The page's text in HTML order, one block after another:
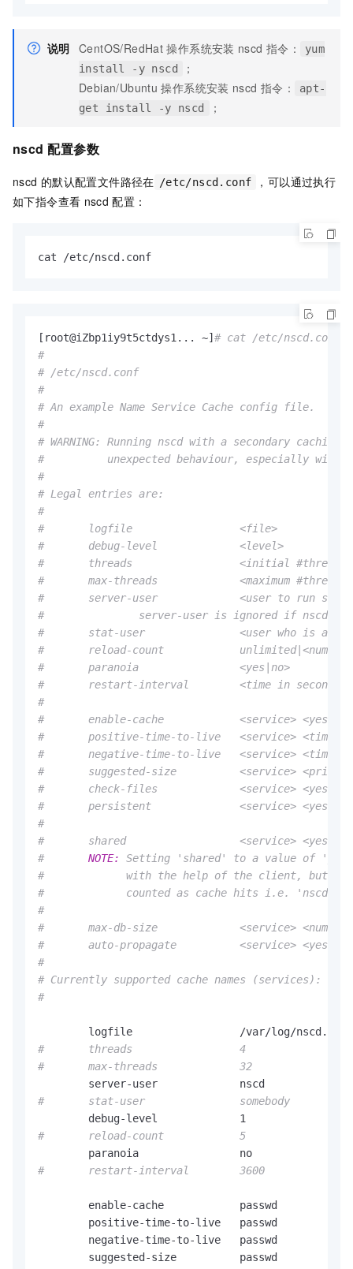
说明 CentOS/RedHat 操作系统安装 nscd 指令：
yum
install -y nscd
；
Debian/Ubuntu 操作系统安装 nscd 指令：
apt-
get install -y nscd
；
nscd 配置参数
nscd 的默认配置文件路径在 /etc/nscd.conf
，可以通过执行
如下指令查看 nscd 配置：
cat /etc/nscd.conf
[root@iZbp1iy9t5ctdys1... ~] # cat /etc/nscd.conf
#
# /etc/nscd.conf
#
# An example Name Service Cache config file.
#
# WARNING: Running nscd with a secondary
#          unexpected behaviour, especially with
#
# Legal entries are:
#
#       logfile                 <file>
#       debug-level             <level>
#       threads                 <initial #threads
#       max-threads             <maximum #threads
#       server-user             <user to run
#               server-user is ignored if nscd is
#       stat-user               <user who is
#       reload-count            unlimited|<number>
#       paranoia                <yes|no>
#       restart-interval        <time in seconds>
#
#       enable-cache            <service> <yes|no>
#       positive-time-to-live   <service> <time in
#       negative-time-to-live   <service> <time in
#       suggested-size          <service> <prime
#       check-files             <service> <yes|no>
#       persistent              <service> <yes|no>
#
#       shared                  <service> <yes|no>
# NOTE:
Setting 'shared' to a value of
#             with the help of the client, but
#             counted as cache hits i.e. 'nscd -g'
#
#       max-db-size             <service> <number
#       auto-propagate          <service> <yes|no>
#
# Currently supported cache names (services):
#
#       threads                 4
#       max-threads             32
#       stat-user               somebody
#       reload-count            5
#       restart-interval        3600
        enable-cache            passwd          no
positive-time-to-live   passwd
        negative-time-to-live   passwd          20
suggested-size          passwd